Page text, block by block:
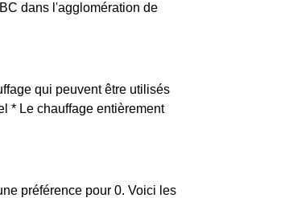
dans l'agglomération de
qui peuvent être utilisés
* Le chauffage entièrement
préférence pour 0. Voici les